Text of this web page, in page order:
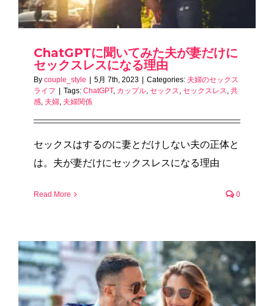
ChatGPTに聞いてみた夫が妻だけに
セックスレスになる理由
By couple_style 5月 7th, 2023 Categories: 夫婦のセックス
ライフ
Tags: ChatGPT, カップル, セックス, セックスレス, 共
感, 夫婦, 夫婦関係
セックスはするのに妻とだけしない夫の正体と
は。夫が妻だけにセックスレスになる理由
Read More 0